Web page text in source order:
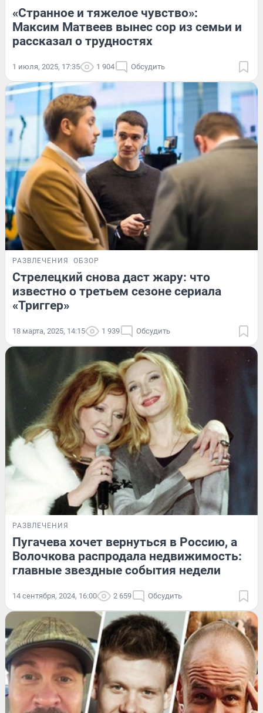
«Странное и тяжелое чувство»:
Максим Матвеев вынес сор из семьи и
рассказал о трудностях
1 июля, 2025, 17:35 1 904 Обсудить
РАЗВЛЕЧЕНИЯ ОБЗОР
Стрелецкий снова даст жару: что
известно о третьем сезоне сериала
«Триггер»
18 марта, 2025, 14:15 1 939 Обсудить
РАЗВЛЕЧЕНИЯ
Пугачева хочет вернуться в Россию, а
Волочкова распродала недвижимость:
главные звездные события недели
14 сентября, 2024, 16:00 2 659 Обсудить